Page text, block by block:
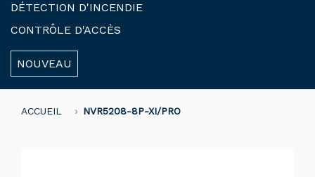
DÉTECTION D'INCENDIE
CONTRÔLE D'ACCÈS
NOUVEAU
ACCUEIL NVR5208-8P-XI/PRO